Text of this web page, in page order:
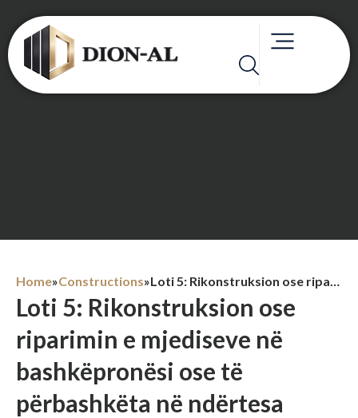
Home»Constructions» Loti 5: Rikonstruksion ose riparimin e mjediseve në bashkëpronësi ose të përbashkëta në ndërtesa (pallat), ne rruget Deshmoreve – Shetitores Taulantia- Bulevardit Dyrrah- Epidamn
Loti 5: Rikonstruksion ose
riparimin e mjediseve në
bashkëpronësi ose të
përbashkëta në ndërtesa